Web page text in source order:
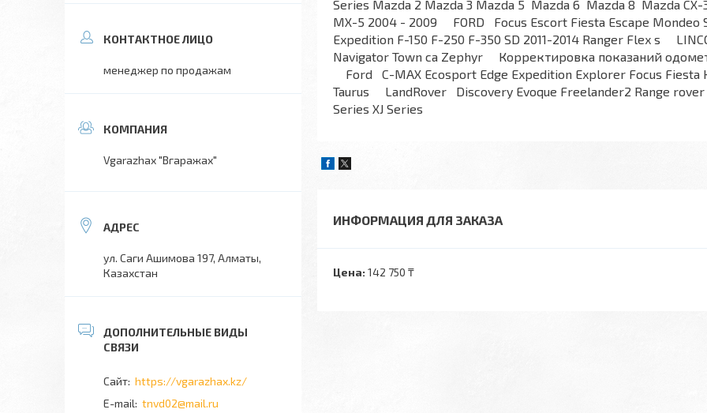
Series Mazda 2 Mazda 3 Mazda 5 Mazda 6 Mazda 8 Mazda CX-
MX-5 2004 - 2009 FORD Focus Escort Fiesta Escape Mondeo
Expedition F-150 F-250 F-350 SD 2011-2014 Ranger Flex s
Navigator Town ca Zephyr Корректировка показаний
Ford C-MAX Ecosport Edge Expedition Explorer Focus Fiesta
Taurus LandRover Discovery Evoque Freelander2 Range
Series XJ Series
ИНФОРМАЦИЯ ДЛЯ ЗАКАЗА
Цена: 142 750 ₸
менеджер по продажам
Vgarazhax "Вгаражах"
ул. Саги Ашимова 197, Алматы,
Казахстан
https://vgarazhax.kz/
tnvd02@mail.ru